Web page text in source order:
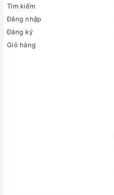
Tìm kiếm
Đăng nhập
Đăng ký
Giỏ hàng